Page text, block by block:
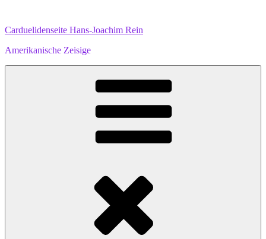
springen
Carduelidenseite Hans-Joachim Rein
Amerikanische Zeisige